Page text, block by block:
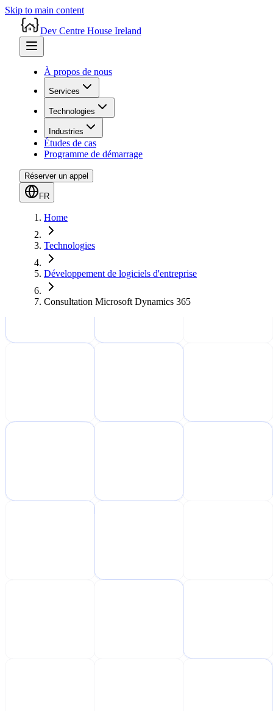
Skip to main content
Dev Centre House Ireland
À propos de nous
Services
Technologies
Industries
Études de cas
Programme de démarrage
Réserver un appel
FR
Home
Technologies
Développement de logiciels d'entreprise
Consultation Microsoft Dynamics 365